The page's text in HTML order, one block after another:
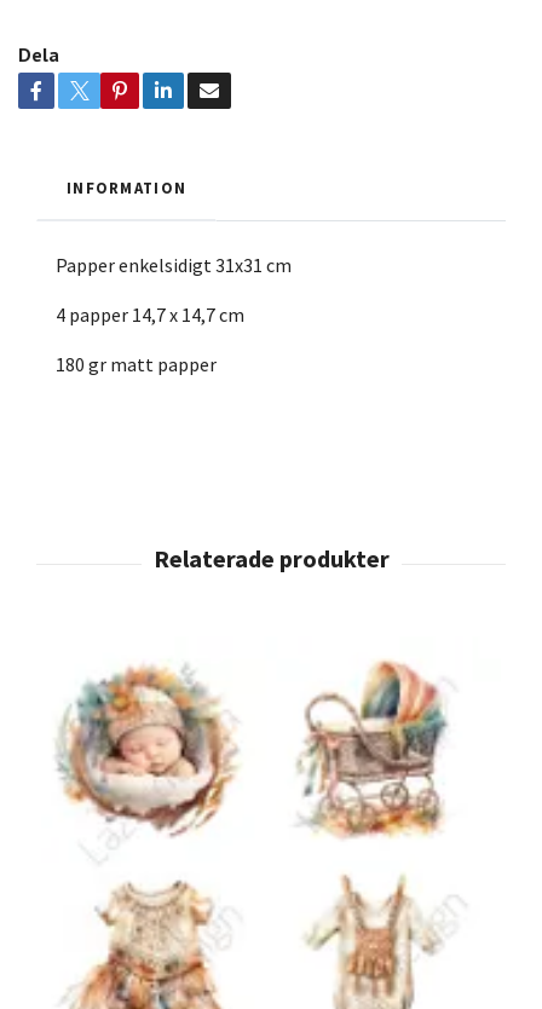
Dela
INFORMATION
Papper enkelsidigt 31x31 cm
4 papper 14,7 x 14,7 cm
180 gr matt papper